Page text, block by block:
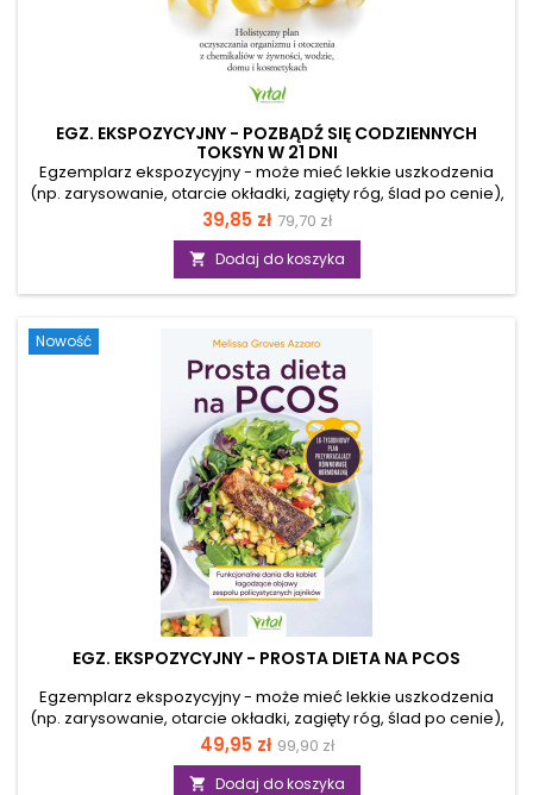
EGZ. EKSPOZYCYJNY - POZBĄDŹ SIĘ CODZIENNYCH
TOKSYN W 21 DNI
Egzemplarz ekspozycyjny - może mieć lekkie uszkodzenia
(np. zarysowanie, otarcie okładki, zagięty róg, ślad po cenie),
ale merytorycznie jest pełnowartościowy. Pozbądź się
codziennych toksyn w 21 dni – twój przewodnik po zdrowiu
bez chemiiCzy czujesz, że mimo dbania o siebie twoja
energia spada, a problemy zdrowotne – od alergii, przez
bóle głowy, aż po stany zapalne – nie chcą ustąpić? Często
codziennego użytku:...
Cena
39,85 zł Cena
podstawowa
79,70 zł
 Dodaj do koszyka
Nowość
EGZ. EKSPOZYCYJNY - PROSTA DIETA NA PCOS
Egzemplarz ekspozycyjny - może mieć lekkie uszkodzenia
(np. zarysowanie, otarcie okładki, zagięty róg, ślad po cenie),
ale merytorycznie jest pełnowartościowy. Jakie są
najczęstsze objawy PCOS? Czy istnieją sprawdzone metody
odwracania skutków tej choroby kobiecej? Zespół
Cena
49,95 zł Cena
podstawowa
99,90 zł
 Dodaj do koszyka